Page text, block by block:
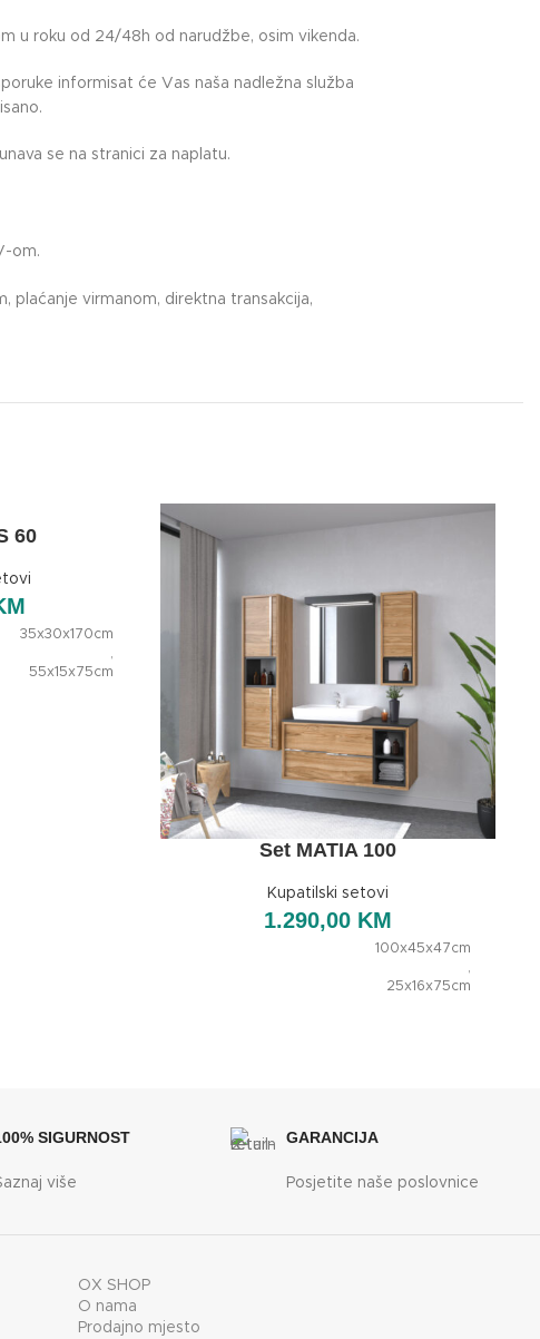
u roku od 24/48h od narudžbe, osim vikenda.
informisat će Vas naša nadležna služba
se na stranici za naplatu.
om.
plaćanje virmanom, direktna transakcija,
60
35x30x170cm
,
55x15x75cm
Set MATIA 100
Kupatilski setovi
1.290,00 KM
100x45x47cm
,
25x16x75cm
BREND
SIGURNOST
više
GARANCIJA
Posjetite naše poslovnice
OX SHOP
O nama
Prodajno mjesto